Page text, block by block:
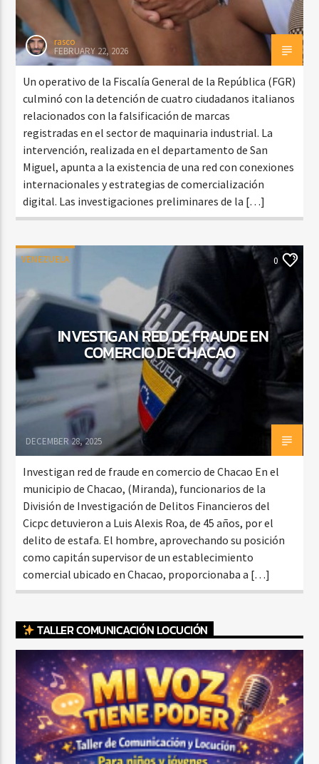
rasco
FEBRUARY 22, 2026
Un operativo de la Fiscalía General de la República (FGR)
culminó con la detención de cuatro ciudadanos italianos
relacionados con la falsificación de marcas
registradas en el sector de maquinaria industrial. La
intervención, realizada en el departamento de San
Miguel, apunta a la existencia de una red con conexiones
internacionales y estrategias de comercialización
digital. Las investigaciones preliminares de la […]
VENEZUELA 0
INVESTIGAN RED DE FRAUDE EN
COMERCIO DE CHACAO
DECEMBER 28, 2025
Investigan red de fraude en comercio de Chacao En el
municipio de Chacao, (Miranda), funcionarios de la
División de Investigación de Delitos Financieros del
Cicpc detuvieron a Luis Alexis Roa, de 45 años, por el
delito de estafa. El hombre, aprovechando su posición
como capitán supervisor de un establecimiento
comercial ubicado en Chacao, proporcionaba a […]
TALLER COMUNICACIÓN LOCUCIÓN